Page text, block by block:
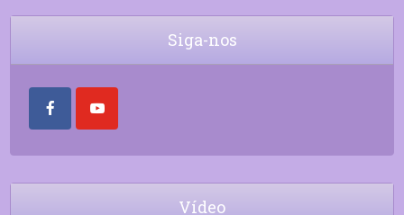
Siga-nos
Vídeo